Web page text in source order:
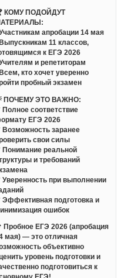
КОМУ ПОДОЙДУТ
апробации 14 мая
11 классов,
к ЕГЭ 2026
и репетиторам
кто хочет уверенно
пробный экзамен
ПОЧЕМУ ЭТО ВАЖНО:
Полное соответствие
ЕГЭ 2026
Возможность заранее
свои силы
Понимание реальной
и требований
Уверенность при выполнении
Эффективная подготовка и
ошибок
Пробное ЕГЭ 2026 (апробация
мая) — это отличная
объективно
уровень подготовки и
подготовиться к